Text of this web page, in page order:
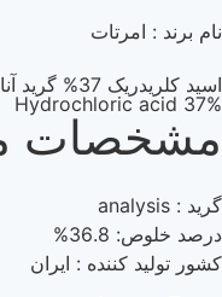
نام برند : امرتات
اسید کلریدریک 37% گرید آنالیز (امرتات)
Hydrochloric acid 37%
مشخصات
گرید : analysis
درصد خلوص: 36.8%
کشور تولید کننده : ایران